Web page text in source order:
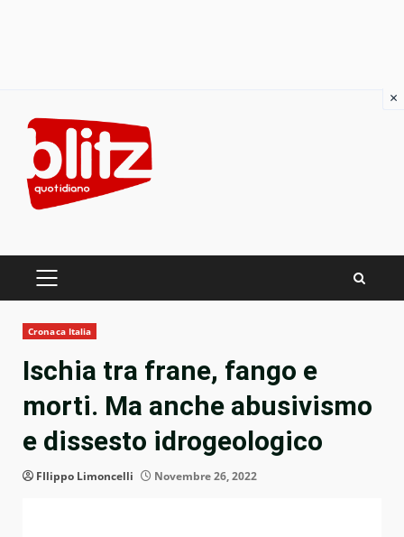
content
PRIMARY
Cronaca Italia
Ischia tra frane, fango e
morti. Ma anche abusivismo
e dissesto idrogeologico
FIlippo Limoncelli Novembre 26, 2022
×